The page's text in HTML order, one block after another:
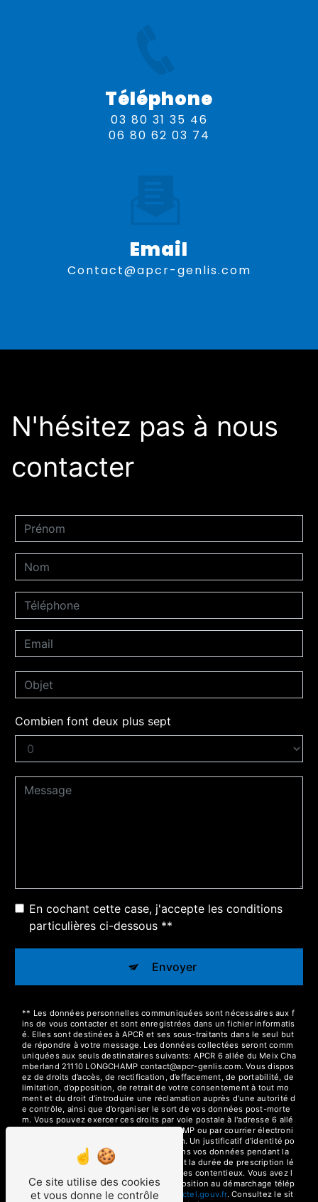
Téléphone
03 80 31 35 46
06 80 62 03 74
Email
contact@apcr-genlis.com
N'hésitez pas à nous
contacter
Combien font deux plus sept
En cochant cette case, j'accepte les conditions
particulières ci-dessous **
Envoyer
** Les données personnelles communiquées sont nécessaires aux f
ins de vous contacter et sont enregistrées dans un fichier informatis
é. Elles sont destinées à APCR et ses sous-traitants dans le seul but
de répondre à votre message. Les données collectées seront comm
uniquées aux seuls destinataires suivants: APCR 6 allée du Meix Cha
mberland 21110 LONGCHAMP contact@apcr-genlis.com. Vous dispos
ez de droits d’accès, de rectification, d’effacement, de portabilité, de
limitation, d’opposition, de retrait de votre consentement à tout mo
ment et du droit d’introduire une réclamation auprès d’une autorité d
e contrôle, ainsi que d’organiser le sort de vos données post-morte
m. Vous pouvez exercer ces droits par voie postale à l'adresse 6 allé
e du Meix Chamberland 21110 LONGCHAMP ou par courrier électroni
que à l'adresse contact@apcr-genlis.com. Un justificatif d'identité po
urra vous être demandé. Nous conservons vos données pendant la
période de prise de contact puis pendant la durée de prescription lé
gale aux fins probatoires et de gestion des contentieux. Vous avez l
e droit de vous inscrire sur la liste d'opposition au démarchage télép
honique, disponible à cette adresse:
Bloctel.gouv.fr. Consultez le sit
Ce site utilise des cookies
et vous donne le contrôle